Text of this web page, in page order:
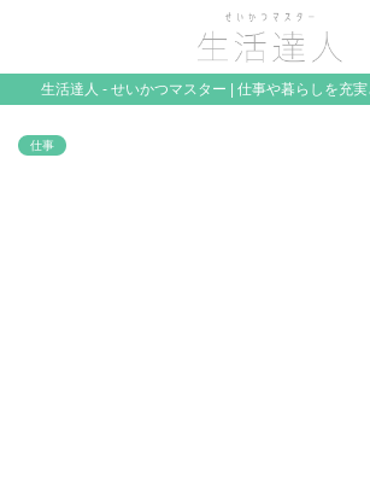
生活達人 - せいかつマスター | 仕事や暮らしを充
仕事